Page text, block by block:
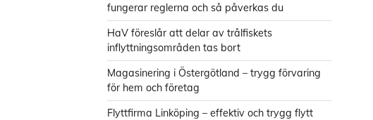
fungerar reglerna och så påverkas du
HaV föreslår att delar av trålfiskets
inflyttningsområden tas bort
Magasinering i Östergötland – trygg förvaring
för hem och företag
Flyttfirma Linköping – effektiv och trygg flytt